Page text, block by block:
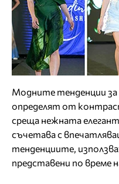
Модните тенденции
определят от
среща нежната
съчетава с
тенденциите,
представени по време